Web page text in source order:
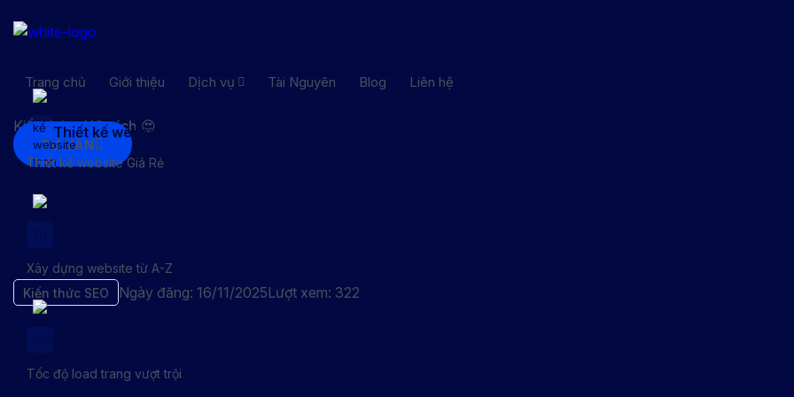
Trang chủ Giới thiệu Dịch vụ
Thiết kế website
Thiết kế website Giá Rẻ
Xây dựng website từ A-Z
Tốc độ load trang vượt trội
Tài Nguyên Blog Liên hệ
TƯ VẤN
Kiến thức Hữu ích 😍
Hướng Dẫn SEO Hiệu Quả Cho
Kiến thức SEO Ngày đăng: 16/11/2025Lượt xem: 322